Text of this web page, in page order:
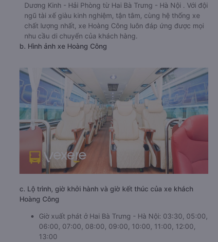
Dương Kinh - Hải Phòng từ Hai Bà Trưng - Hà Nội . Với đội
ngũ tài xế giàu kinh nghiệm, tận tâm, cùng hệ thống xe
chất lượng nhất, xe Hoàng Công luôn đáp ứng được mọi
nhu cầu di chuyển của khách hàng.
b. Hình ảnh xe Hoàng Công
c. Lộ trình, giờ khởi hành và giờ kết thúc của xe khách
Hoàng Công
Giờ xuất phát ở Hai Bà Trưng - Hà Nội: 03:30, 05:00,
06:00, 07:00, 08:00, 09:00, 10:00, 11:00, 12:00,
13:00